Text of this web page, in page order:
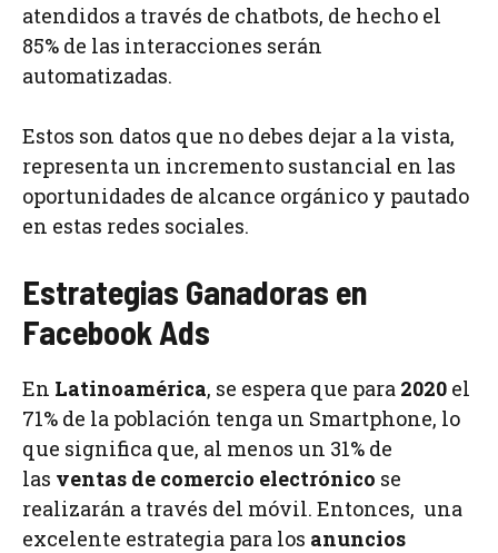
atendidos a través de chatbots, de hecho el
85% de las interacciones serán
automatizadas.
Estos son datos que no debes dejar a la vista,
representa un incremento sustancial en las
oportunidades de alcance orgánico y pautado
en estas redes sociales.
Estrategias Ganadoras en
Facebook Ads
En Latinoamérica, se espera que para 2020 el
71% de la población tenga un Smartphone, lo
que significa que, al menos un 31% de
las ventas de comercio electrónico se
realizarán a través del móvil. Entonces, una
excelente estrategia para los anuncios